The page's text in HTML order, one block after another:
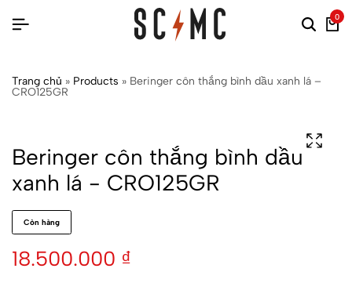
0
Trang chủ » Products » Beringer côn thắng bình dầu xanh lá –
CRO125GR
Beringer côn thắng bình dầu
xanh lá - CRO125GR
Còn hàng
18.500.000 ₫